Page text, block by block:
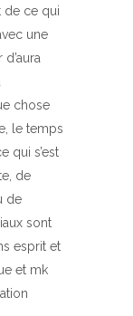
de ce qui
une
chose
le temps
qui s’est
de
de
sont
esprit et
et mk